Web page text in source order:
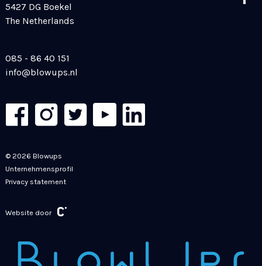
5427 DG Boekel
The Netherlands
085 - 86 40 151
info@blowups.nl
© 2026 Blowups
Unternehmensprofil
Privacy statement
Website door